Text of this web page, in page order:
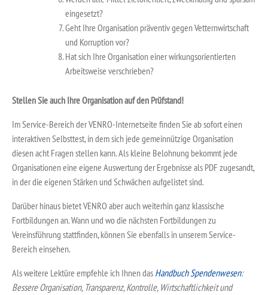
eingesetzt?
Geht Ihre Organisation präventiv gegen Vetternwirtschaft
und Korruption vor?
Hat sich Ihre Organisation einer wirkungsorientierten
Arbeitsweise verschrieben?
Stellen Sie auch Ihre Organisation auf den Prüfstand!
Im Service-Bereich der VENRO-Internetseite finden Sie ab sofort einen
interaktiven Selbsttest, in dem sich jede gemeinnützige Organisation
diesen acht Fragen stellen kann. Als kleine Belohnung bekommt jede
Organisationen eine eigene Auswertung der Ergebnisse als PDF zugesandt,
in der die eigenen Stärken und Schwächen aufgelistet sind.
Darüber hinaus bietet VENRO aber auch weiterhin ganz klassische
Fortbildungen an. Wann und wo die nächsten Fortbildungen zu
Vereinsführung stattfinden, können Sie ebenfalls in unserem Service-
Bereich einsehen.
Als weitere Lektüre empfehle ich Ihnen das Handbuch Spendenwesen:
Bessere Organisation, Transparenz, Kontrolle, Wirtschaftlichkeit und